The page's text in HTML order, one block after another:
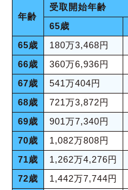
年齢
受取開始年齢
65歳
65歳
180万3,468円
66歳
360万6,936円
67歳
541万404円
68歳
721万3,872円
69歳
901万7,340円
70歳
1,082万808円
71歳
1,262万4,276円
72歳
1,442万7,744円